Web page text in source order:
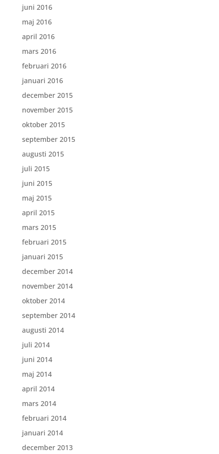
juni 2016
maj 2016
april 2016
mars 2016
februari 2016
januari 2016
december 2015
november 2015
oktober 2015
september 2015
augusti 2015
juli 2015
juni 2015
maj 2015
april 2015
mars 2015
februari 2015
januari 2015
december 2014
november 2014
oktober 2014
september 2014
augusti 2014
juli 2014
juni 2014
maj 2014
april 2014
mars 2014
februari 2014
januari 2014
december 2013